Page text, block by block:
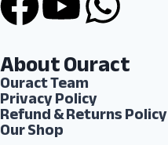
About Ouract
Ouract Team
Privacy Policy
Refund & Returns Policy
Our Shop